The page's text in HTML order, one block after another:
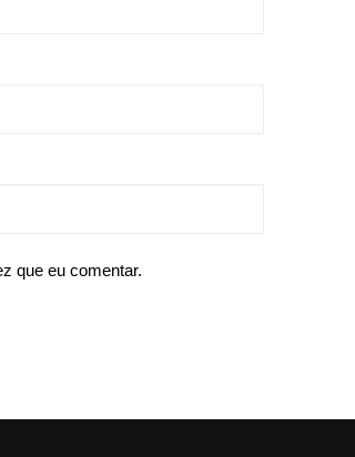
que eu comentar.